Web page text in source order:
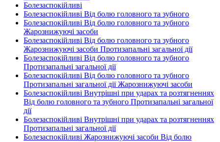
Болезаспокійливі
Болезаспокійливі Від болю головного та зубного
Болезаспокійливі Від болю головного та зубного
Жарознижуючі засоби
Болезаспокійливі Від болю головного та зубного
Жарознижуючі засоби Протизапальні загальної дії
Болезаспокійливі Від болю головного та зубного
Протизапальні загальної дії
Болезаспокійливі Від болю головного та зубного
Протизапальні загальної дії Жарознижуючі засоби
Болезаспокійливі Внутрішні при ударах та розтягненнях
Від болю головного та зубного Протизапальні загальної
дії
Болезаспокійливі Внутрішні при ударах та розтягненнях
Протизапальні загальної дії
Болезаспокійливі Жарознижуючі засоби Від болю